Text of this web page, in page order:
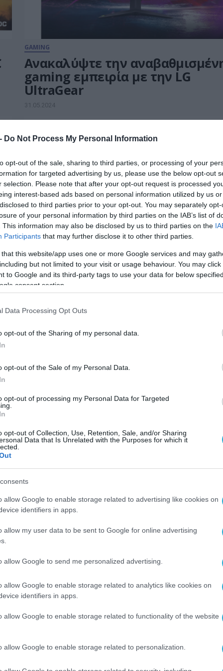
Do Not Process My Personal Information
opt-out of the sale, sharing to third parties, or processing of your
for targeted advertising by us, please use the below opt-out
selection. Please note that after your opt-out request is processed
interest-based ads based on personal information utilized by us
to third parties prior to your opt-out. You may separately
of your personal information by third parties on the IAB’s list of
This information may also be disclosed by us to third parties on the
Participants that may further disclose it to other third parties.
that this website/app uses one or more Google services and may
but not limited to your visit or usage behaviour. You may
to Google and its third-party tags to use your data for below
consent section.
Data Processing Opt Outs
opt-out of the Sharing of my personal data.
opt-out of the Sale of my Personal Data.
opt-out of processing my Personal Data for Targeted
opt-out of Collection, Use, Retention, Sale, and/or Sharing
Data that Is Unrelated with the Purposes for which it
allow Google to enable storage related to advertising like cookies on
identifiers in apps.
allow my user data to be sent to Google for online advertising
allow Google to send me personalized advertising.
allow Google to enable storage related to analytics like cookies on
identifiers in apps.
allow Google to enable storage related to functionality of the website
allow Google to enable storage related to personalization.
GAMING
Ανακαλύψτε την
gaming εμπειρία με την LG
UltraGear
31.05.2024
ΚΑΤΑΝΑΛΩΤΙΚΕΣ ΣΥΣΚΕΥΕΣ
Ανακαλύψτε ευκρίνεια QHD και
ρυθμό ανανέωσης 100 Hz με τη
σπίτια και επιχειρήσεις
23.05.2024
ΠΡΟΪΟΝΤΑ-ΥΠΗΡΕΣΙΕΣ
Η Kaizen Gaming πρωτοστατεί
ανάπτυξη ταλέντων, επενδύει
διεθνή αγορά
18.04.2024